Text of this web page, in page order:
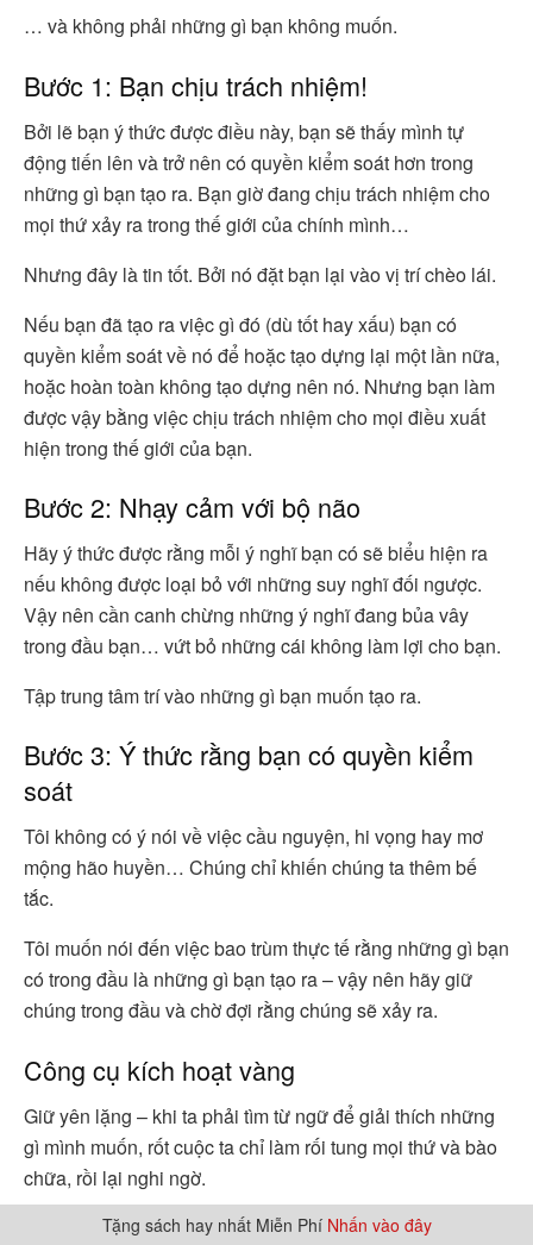
… và không phải những gì bạn không muốn.
Bước 1: Bạn chịu trách nhiệm!
Bởi lẽ bạn ý thức được điều này, bạn sẽ thấy mình tự
động tiến lên và trở nên có quyền kiểm soát hơn trong
những gì bạn tạo ra. Bạn giờ đang chịu trách nhiệm cho
mọi thứ xảy ra trong thế giới của chính mình…
Nhưng đây là tin tốt. Bởi nó đặt bạn lại vào vị trí chèo lái.
Nếu bạn đã tạo ra việc gì đó (dù tốt hay xấu) bạn có
quyền kiểm soát về nó để hoặc tạo dựng lại một lần nữa,
hoặc hoàn toàn không tạo dựng nên nó. Nhưng bạn làm
được vậy bằng việc chịu trách nhiệm cho mọi điều xuất
hiện trong thế giới của bạn.
Bước 2: Nhạy cảm với bộ não
Hãy ý thức được rằng mỗi ý nghĩ bạn có sẽ biểu hiện ra
nếu không được loại bỏ với những suy nghĩ đối ngược.
Vậy nên cần canh chừng những ý nghĩ đang bủa vây
trong đầu bạn… vứt bỏ những cái không làm lợi cho bạn.
Tập trung tâm trí vào những gì bạn muốn tạo ra.
Bước 3: Ý thức rằng bạn có quyền kiểm
soát
Tôi không có ý nói về việc cầu nguyện, hi vọng hay mơ
mộng hão huyền… Chúng chỉ khiến chúng ta thêm bế
tắc.
Tôi muốn nói đến việc bao trùm thực tế rằng những gì bạn
có trong đầu là những gì bạn tạo ra – vậy nên hãy giữ
chúng trong đầu và chờ đợi rằng chúng sẽ xảy ra.
Công cụ kích hoạt vàng
Giữ yên lặng – khi ta phải tìm từ ngữ để giải thích những
gì mình muốn, rốt cuộc ta chỉ làm rối tung mọi thứ và bào
chữa, rồi lại nghi ngờ.
Chỉ cần ghi nhớ những gì bạn muốn, và quên đi việc
Tặng sách hay nhất Miễn Phí Nhấn vào đây